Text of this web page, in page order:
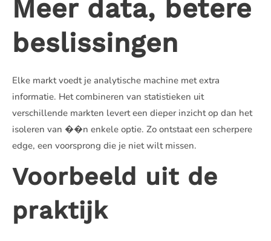
Meer data, betere
beslissingen
Elke markt voedt je analytische machine met extra
informatie. Het combineren van statistieken uit
verschillende markten levert een dieper inzicht op dan het
isoleren van ��n enkele optie. Zo ontstaat een scherpere
edge, een voorsprong die je niet wilt missen.
Voorbeeld uit de
praktijk